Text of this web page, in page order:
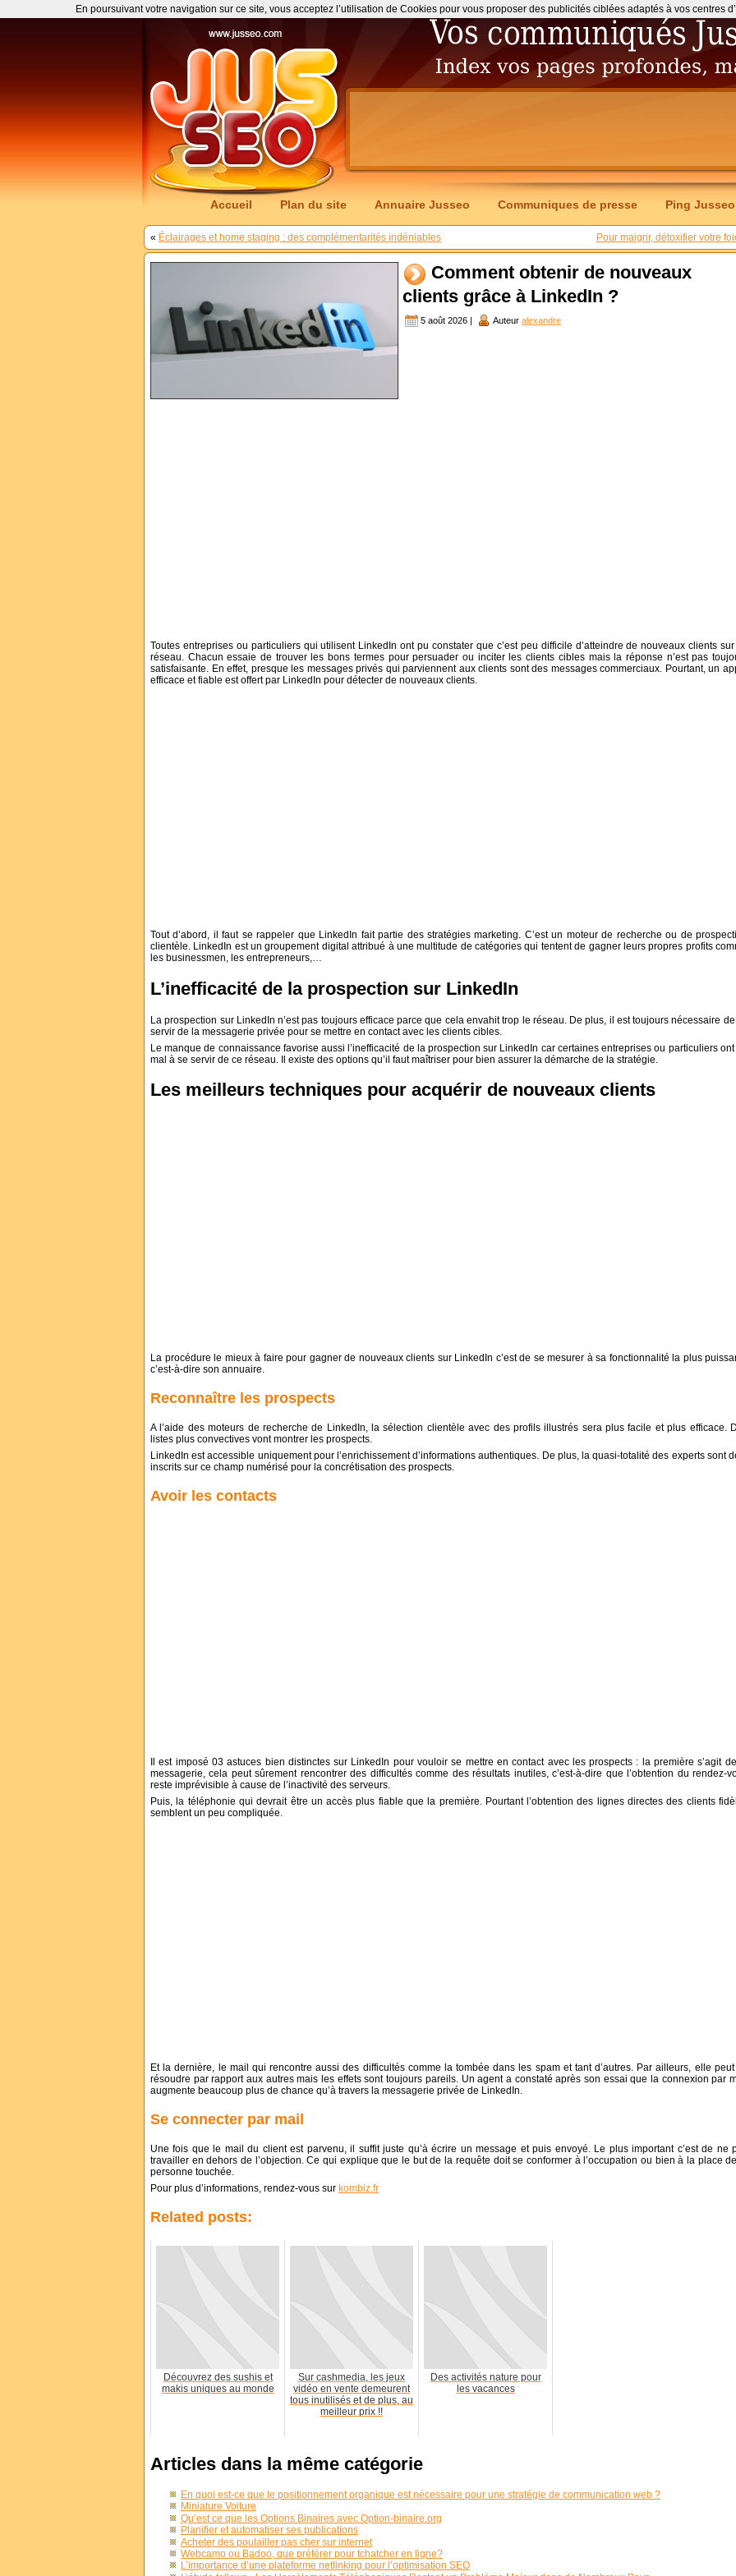
Accueil Plan du site Annuaire Jusseo Communiques de presse Ping Jusseo
« Éclairages et home staging : des complémentarités indéniables Pour maigrir, détoxifier votre
Comment obtenir de nouveaux
clients grâce à LinkedIn ?
5 août 2026 | Auteur alexandre
Toutes entreprises ou particuliers qui utilisent LinkedIn ont pu constater que c’est peu difficile d’atteindre de nouveaux clients sur
réseau. Chacun essaie de trouver les bons termes pour persuader ou inciter les clients cibles mais la réponse n’est pas
satisfaisante. En effet, presque les messages privés qui parviennent aux clients sont des messages commerciaux. Pourtant, un
efficace et fiable est offert par LinkedIn pour détecter de nouveaux clients.
Tout d’abord, il faut se rappeler que LinkedIn fait partie des stratégies marketing. C’est un moteur de recherche ou de
clientèle. LinkedIn est un groupement digital attribué à une multitude de catégories qui tentent de gagner leurs propres profits
les businessmen, les entrepreneurs,…
L’inefficacité de la prospection sur LinkedIn
La prospection sur LinkedIn n’est pas toujours efficace parce que cela envahit trop le réseau. De plus, il est toujours nécessaire de
servir de la messagerie privée pour se mettre en contact avec les clients cibles.
Le manque de connaissance favorise aussi l’inefficacité de la prospection sur LinkedIn car certaines entreprises ou particuliers ont
mal à se servir de ce réseau. Il existe des options qu’il faut maîtriser pour bien assurer la démarche de la stratégie.
Les meilleurs techniques pour acquérir de nouveaux clients
La procédure le mieux à faire pour gagner de nouveaux clients sur LinkedIn c’est de se mesurer à sa fonctionnalité la plus
c’est-à-dire son annuaire.
Reconnaître les prospects
A l’aide des moteurs de recherche de LinkedIn, la sélection clientèle avec des profils illustrés sera plus facile et plus efficace.
listes plus convectives vont montrer les prospects.
LinkedIn est accessible uniquement pour l’enrichissement d’informations authentiques. De plus, la quasi-totalité des experts sont
inscrits sur ce champ numérisé pour la concrétisation des prospects.
Avoir les contacts
Il est imposé 03 astuces bien distinctes sur LinkedIn pour vouloir se mettre en contact avec les prospects : la première s’agit
messagerie, cela peut sûrement rencontrer des difficultés comme des résultats inutiles, c’est-à-dire que l’obtention du rendez-
reste imprévisible à cause de l’inactivité des serveurs.
Puis, la téléphonie qui devrait être un accès plus fiable que la première. Pourtant l’obtention des lignes directes des clients
semblent un peu compliquée.
Et la dernière, le mail qui rencontre aussi des difficultés comme la tombée dans les spam et tant d’autres. Par ailleurs, elle peut
résoudre par rapport aux autres mais les effets sont toujours pareils. Un agent a constaté après son essai que la connexion par
augmente beaucoup plus de chance qu’à travers la messagerie privée de LinkedIn.
Se connecter par mail
Une fois que le mail du client est parvenu, il suffit juste qu’à écrire un message et puis envoyé. Le plus important c’est de ne
travailler en dehors de l’objection. Ce qui explique que le but de la requête doit se conformer à l’occupation ou bien à la place
personne touchée.
Pour plus d’informations, rendez-vous sur kombiz.fr
Related posts:
Découvrez des sushis et
makis uniques au monde
Sur cashmedia, les jeux
vidéo en vente demeurent
tous inutilisés et de plus, au
meilleur prix !!
Des activités nature pour
les vacances
Articles dans la même catégorie
En quoi est-ce que le positionnement organique est nécessaire pour une stratégie de communication web ?
Miniature Voiture
Qu’est ce que les Options Binaires avec Option-binaire.org
Planifier et automatiser ses publications
Acheter des poulailler pas cher sur internet
Webcamo ou Badoo, que préférer pour tchatcher en ligne?
L’importance d’une plateforme netlinking pour l’optimisation SEO
En poursuivant votre navigation sur ce site, vous acceptez l’utilisation de Cookies pour vous proposer des publicités ciblées adaptés à vos centres